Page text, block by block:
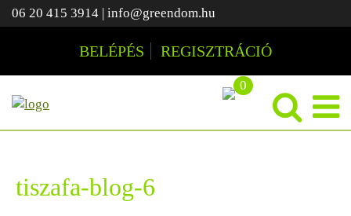
06 20 415 3914 | info@greendom.hu
BELÉPÉS REGISZTRÁCIÓ
0
tiszafa-blog-6